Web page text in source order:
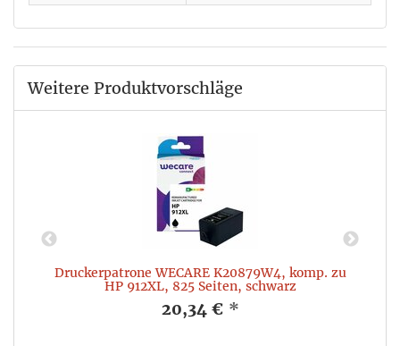
Weitere Produktvorschläge
Druckerpatrone WECARE K20879W4, komp. zu
HP 912XL, 825 Seiten, schwarz
20,34 € *